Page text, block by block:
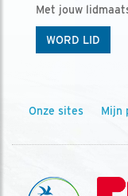
Met jouw
WORD LID
Onze sites Mijn